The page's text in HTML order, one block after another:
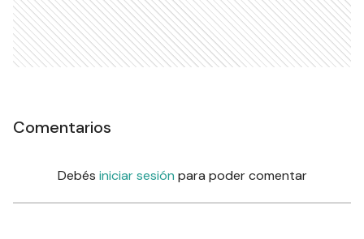
Comentarios
Debés iniciar sesión para poder comentar